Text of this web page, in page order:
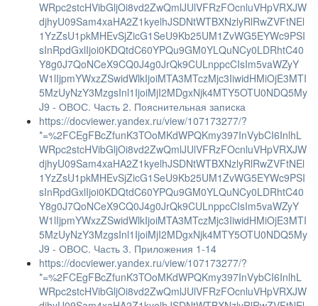
WRpc2stcHVibGljOi8vd2ZwQmlJUlVFRzFOcnluVHpVRXJW
djhyU09Sam4xaHA2Z1kyelhJSDNtWTBXNzlyRlRwZVFtNEl
1YzZsU1pkMHEvSjZicG1SeU9Kb25UM1ZvWG5EYWc9PSI
sInRpdGxlIjoi0KDQtdC60YPQu9GM0YLQuNCy0LDRhtC40
Y8g0J7QoNCeX9CQ0J4g0JrQk9CULnppcCIsIm5vaWZyY
W1lIjpmYWxzZSwidWlkIjoiMTA3MTczMjc3IiwidHMiOjE3MTI
5MzUyNzY3MzgsInl1IjoiMjI2MDgxNjk4MTY5OTU0NDQ5My
J9 - ОВОС. Часть 2. Пояснительная записка
https://docviewer.yandex.ru/view/107173277/?
*=%2FCEgFBcZfunK3TOoMKdWPQKmy397InVybCI6InlhL
WRpc2stcHVibGljOi8vd2ZwQmlJUlVFRzFOcnluVHpVRXJW
djhyU09Sam4xaHA2Z1kyelhJSDNtWTBXNzlyRlRwZVFtNEl
1YzZsU1pkMHEvSjZicG1SeU9Kb25UM1ZvWG5EYWc9PSI
sInRpdGxlIjoi0KDQtdC60YPQu9GM0YLQuNCy0LDRhtC40
Y8g0J7QoNCeX9CQ0J4g0JrQk9CULnppcCIsIm5vaWZyY
W1lIjpmYWxzZSwidWlkIjoiMTA3MTczMjc3IiwidHMiOjE3MTI
5MzUyNzY3MzgsInl1IjoiMjI2MDgxNjk4MTY5OTU0NDQ5My
J9 - ОВОС. Часть 3. Приложения 1-14
https://docviewer.yandex.ru/view/107173277/?
*=%2FCEgFBcZfunK3TOoMKdWPQKmy397InVybCI6InlhL
WRpc2stcHVibGljOi8vd2ZwQmlJUlVFRzFOcnluVHpVRXJW